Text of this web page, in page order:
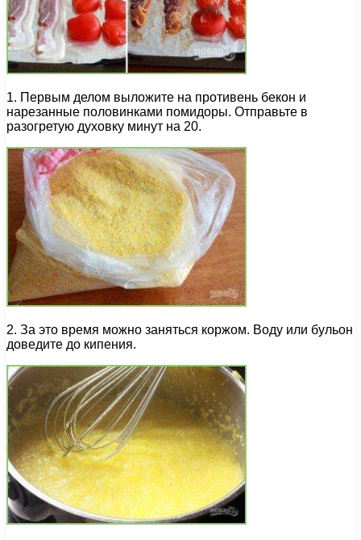
1. Первым делом выложите на противень бекон и
нарезанные половинками помидоры. Отправьте в
разогретую духовку минут на 20.
2. За это время можно заняться коржом. Воду или бульон
доведите до кипения.